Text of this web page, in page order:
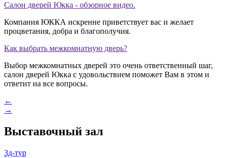
Салон дверей Юкка - обзорное видео.
Компания ЮККА искренне приветствует вас и желает
процветания, добра и благополучия.
Как выбрать межкомнатную дверь?
Выбор межкомнатных дверей это очень ответственный шаг,
салон дверей Юкка с удовольствием поможет Вам в этом и
ответит на все вопросы.
←
→
Выставочный зал
3д-тур